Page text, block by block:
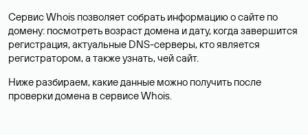
Сервис Whois позволяет собрать информацию о сайте по
домену: посмотреть возраст домена и дату, когда завершится
регистрация, актуальные DNS-серверы, кто является
регистратором, а также узнать, чей сайт.
Ниже разбираем, какие данные можно получить после
проверки домена в сервисе Whois.